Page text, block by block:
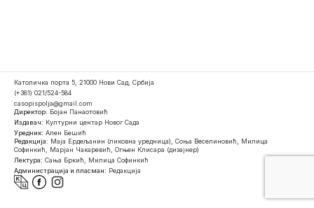
Католичка порта 5, 21000 Нови Сад, Србија
(+381) 021/524-584
casopispolja@gmail.com
Директор: Бојан Панаотовић
Издавач: Културни центар Новог Сада
Уредник: Ален Бешић
Редакција: Маја Ердељанин (ликовна уредница), Соња Веселиновић, Милица
Софинкић, Марјан Чакаревић, Огњен Клисара (дизајнер)
Лектура: Сања Бркић, Милица Софинкић
Администрација и пласман: Редакција